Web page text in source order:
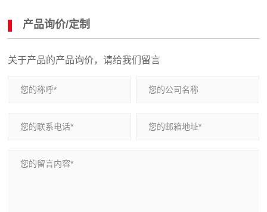
产品询价/定制
关于产品的产品询价，请给我们留言